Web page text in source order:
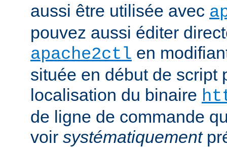
aussi être utilisée avec
pouvez aussi éditer
apache2ctl en
située en début de script
localisation du binaire
de ligne de commande
voir systématiquement